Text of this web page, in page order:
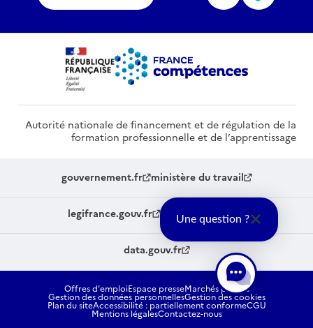
Autorité nationale de financement et de régulation de la
formation professionnelle et de l’apprentissage
gouvernement.fr ministère du travail
legifrance.gouv.fr service-public.fr
data.gouv.fr
Offres d'emploiEspace presseMarchés publics
Gestion des données personnellesGestion des cookies
Plan du siteAccessibilité : partiellement conformeCGU
Mentions légalesContactez-nous
Une question ?